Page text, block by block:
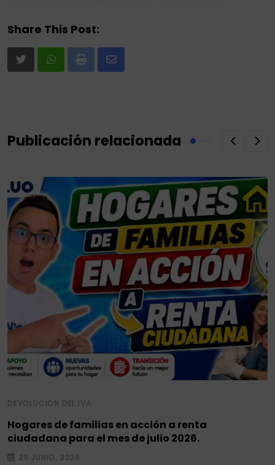
Share This Post:
Print
Share
Publicación relacionada
DEVOLUCIÓN DEL IVA
Hogares de familias en acción a renta
ciudadana para el mes de julio 2026.
25 JUNIO, 2026